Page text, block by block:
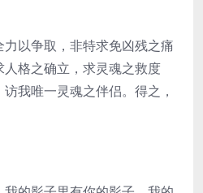
以争取，非特求免凶残之痛
格之确立，求灵魂之救度
我唯一灵魂之伴侣。得之，